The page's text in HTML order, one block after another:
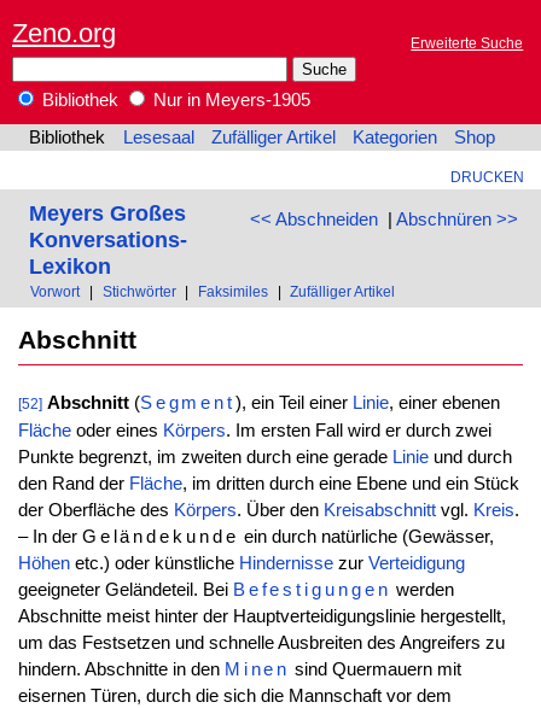
Zeno.org Erweiterte Suche
Bibliothek
Nur in Meyers-1905
Bibliothek
Lesesaal Zufälliger Artikel Kategorien Shop
DRUCKEN
<< Abschneiden| Abschnüren >>
Meyers Großes
Konversations-
Lexikon
Vorwort Stichwörter Faksimiles Zufälliger Artikel
Abschnitt
[52] Abschnitt(Segment), ein Teil einer Linie, einer ebenen
Flächeoder eines Körpers. Im ersten Fall wird er durch zwei
Punkte begrenzt, im zweiten durch eine gerade Linieund durch
den Rand der Fläche, im dritten durch eine Ebene und ein Stück
der Oberfläche des Körpers. Über den Kreisabschnittvgl. Kreis.
– In der Geländekunde ein durch natürliche (Gewässer,
Höhenetc.) oder künstliche Hindernissezur Verteidigung
geeigneter Geländeteil. Bei Befestigungen werden
Abschnitte meist hinter der Hauptverteidigungslinie hergestellt,
um das Festsetzen und schnelle Ausbreiten des Angreifers zu
hindern. Abschnitte in den Minen sind Quermauern mit
eisernen Türen, durch die sich die Mannschaft vor dem